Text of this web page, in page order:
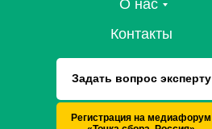
О нас
Контакты
Задать вопрос эксперту
Регистрация на медиафорум